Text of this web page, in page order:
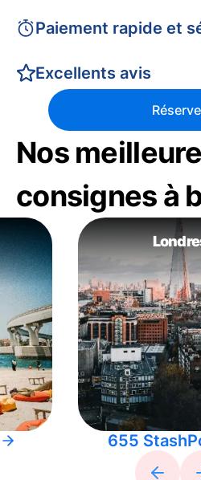
Paiement rapide et
Excellents avis
Nos
consignes à
655